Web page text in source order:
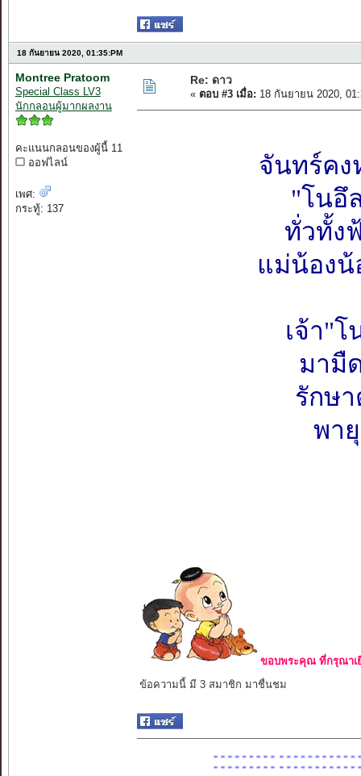
18 กันยายน 2020, 01:35:PM
Montree Pratoom
Special Class LV3
นักกลอนผู้มากผลงาน
คะแนนกลอนของผู้นี้ 11
ออฟไลน์
เพศ:
กระทู้: 137
Re: ดาว
« ตอบ #3 เมื่อ: 18 กันยายน 2020,
จันทร์ค
"โนอึ
ทั่วทั้ง
แม่น้องน้
เจ้า"
มามื
รักษ
พา
ขอบพระคุณ ที่กรุณาเ
ข้อความนี้ มี 3 สมาชิก มาชื่นชม
:::::::::::::::::::::รว